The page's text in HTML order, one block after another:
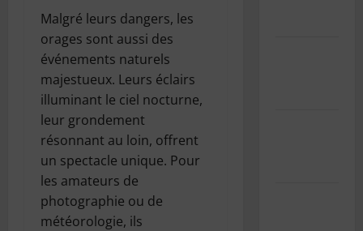
Malgré leurs dangers, les
orages sont aussi des
événements naturels
majestueux. Leurs éclairs
illuminant le ciel nocturne,
leur grondement
résonnant au loin, offrent
un spectacle unique. Pour
les amateurs de
photographie ou de
météorologie, ils